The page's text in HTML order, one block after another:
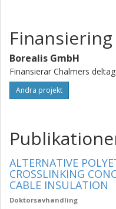
Finansiering
Borealis GmbH
Finansierar Chalmers
Andra projekt
ALTERNATIVE
CROSSLINKING
CABLE INSULATION
Doktorsavhandling